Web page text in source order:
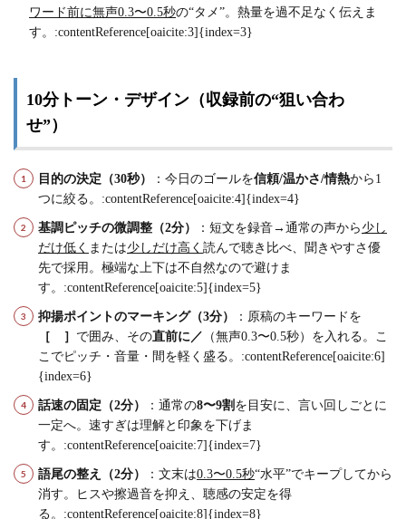
ワード前に無声0.3〜0.5秒の“タメ”。熱量を過不足なく伝えま
す。:contentReference[oaicite:3]{index=3}
10分トーン・デザイン（収録前の“狙い合わ
せ”）
目的の決定（30秒） ：今日のゴールを信頼/温かさ/情熱から1
つに絞る。:contentReference[oaicite:4]{index=4}
基調ピッチの微調整（2分） ：短文を録音→通常の声から 少し
だけ低く または少しだけ高く 読んで聴き比べ、聞きやすさ優
先で採用。極端な上下は不自然なので避けま
す。:contentReference[oaicite:5]{index=5}
抑揚ポイントのマーキング（3分）
：原稿のキーワードを
［ ］ で囲み、その直前に／ （無声0.3〜0.5秒）を入れる。こ
こでピッチ・音量・間を軽く盛る。:contentReference[oaicite:6]
{index=6}
話速の固定（2分） ：通常の8〜9割 を目安に、言い回しごとに
一定へ。速すぎは理解と印象を下げま
す。:contentReference[oaicite:7]{index=7}
語尾の整え（2分） ：文末は0.3〜0.5秒“水平”でキープしてから
消す。ヒスや擦過音を抑え、聴感の安定を得
る。:contentReference[oaicite:8]{index=8}